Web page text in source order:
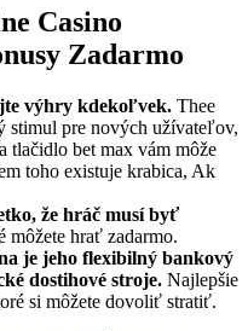
Casino
Zadarmo
výhry kdekoľvek. Thee
stimul pre nových užívateľov,
tlačidlo bet max vám môže
toho existuje krabica, Ak
že hráč musí byť
môžete hrať zadarmo.
je jeho flexibilný bankový
dostihové stroje. Najlepšie
si môžete dovoliť stratiť.